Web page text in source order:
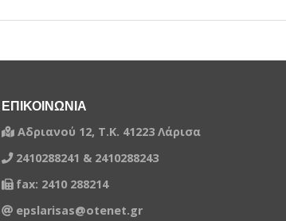
ΕΠΙΚΟΙΝΩΝΙΑ
Αδριανού 12, Τ.Κ. 41223 Λάρισα
2410288241 & 2410288243
fax: 2410 288214
epslarisas@otenet.gr